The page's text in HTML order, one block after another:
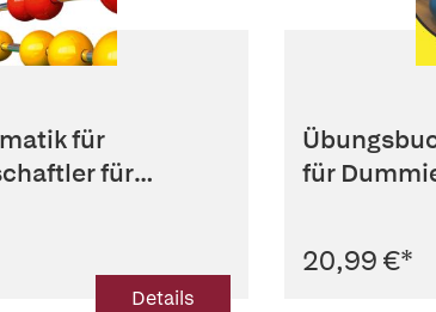
für
für
Details
für
20,99 €*